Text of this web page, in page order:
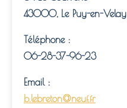
43000, Le Puy-en-Velay
Téléphone :
06-28-37-96-23
Email :
b.lebreton@neuf.fr